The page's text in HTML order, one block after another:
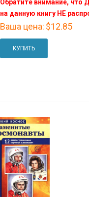
Обратите внимание,
на данную книгу НЕ
Ваша цена: $12.85
КУПИТЬ